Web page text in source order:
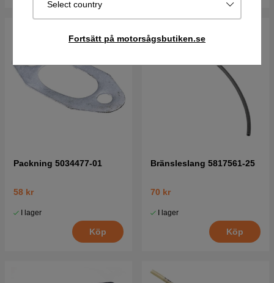
Select country
Fortsätt på motorsågsbutiken.se
Packning 5034477-01
58 kr
I lager
Köp
Bränsleslang 5817561-25
70 kr
I lager
Köp